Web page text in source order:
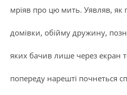
мріяв про цю мить. Уявляв, як
домівки, обійму дружину,
яких бачив лише через екран
попереду нарешті почнеться